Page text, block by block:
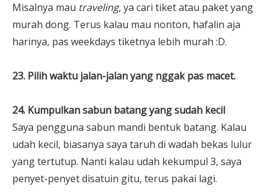
Misalnya mau traveling, ya cari tiket atau paket yang
murah dong. Terus kalau mau nonton, hafalin aja
harinya, pas weekdays tiketnya lebih murah :D.
23. Pilih waktu jalan-jalan yang nggak pas macet.
24. Kumpulkan sabun batang yang sudah kecil
Saya pengguna sabun mandi bentuk batang. Kalau
udah kecil, biasanya saya taruh di wadah bekas lulur
yang tertutup. Nanti kalau udah kekumpul 3, saya
penyet-penyet disatuin gitu, terus pakai lagi.